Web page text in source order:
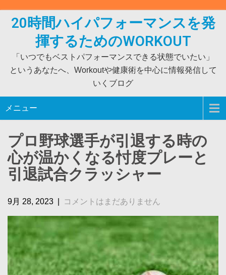
20時間ハイパフォーマンスを発
揮するためのWORKOUT
「いつでもベストパフォーマンスできる状態でいたい」
というあなたへ、Workoutや健康術を中心に情報発信して
いくブログ
メニュー
プロ野球選手が引退する時の
心が温かくなる忖度プレーと
引退試合クラッシャー
9月 28, 2023 コメントはまだありません